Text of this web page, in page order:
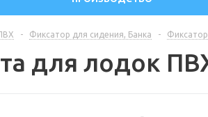
- Фиксатор для сидения, Банка -
для лодок